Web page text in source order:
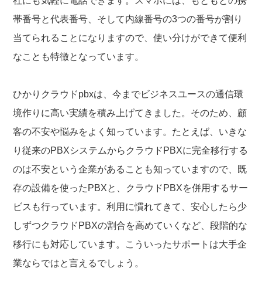
帯番号と代表番号、そして内線番号の3つの番号が割り
当てられることになりますので、使い分けができて便利
なことも特徴となっています。
ひかりクラウドpbxは、今までビジネスユースの通信環
境作りに高い実績を積み上げてきました。そのため、顧
客の不安や悩みをよく知っています。たとえば、いきな
り従来のPBXシステムからクラウドPBXに完全移行する
のは不安という企業があることも知っていますので、既
存の設備を使ったPBXと、クラウドPBXを併用するサー
ビスも行っています。利用に慣れてきて、安心したら少
しずつクラウドPBXの割合を高めていくなど、段階的な
移行にも対応しています。こういったサポートは大手企
業ならではと言えるでしょう。